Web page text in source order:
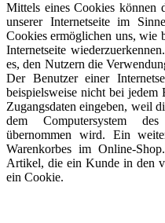
Mittels eines Cookies können
unserer Internetseite im
Cookies ermöglichen uns, wie
Internetseite
es, den Nutzern die
Der Benutzer einer
beispielsweise nicht bei jedem
Zugangsdaten eingeben, weil
dem Computersystem
übernommen wird. Ein
Warenkorbes im Online-
Artikel, die ein Kunde in den
ein Cookie.